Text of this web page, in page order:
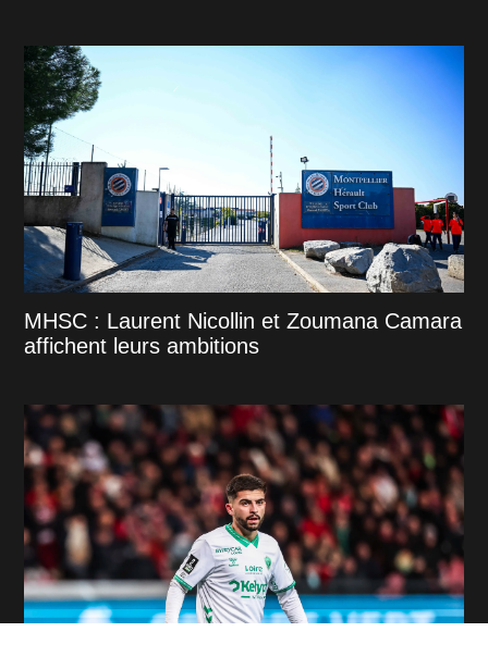
MHSC : Laurent Nicollin et Zoumana Camara
affichent leurs ambitions